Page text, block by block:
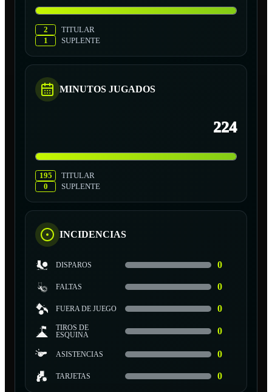
2
TITULAR
1
SUPLENTE
MINUTOS JUGADOS
224
195
TITULAR
0
SUPLENTE
INCIDENCIAS
DISPAROS 0
FALTAS 0
FUERA DE JUEGO 0
TIROS DE
ESQUINA
0
ASISTENCIAS 0
TARJETAS 0